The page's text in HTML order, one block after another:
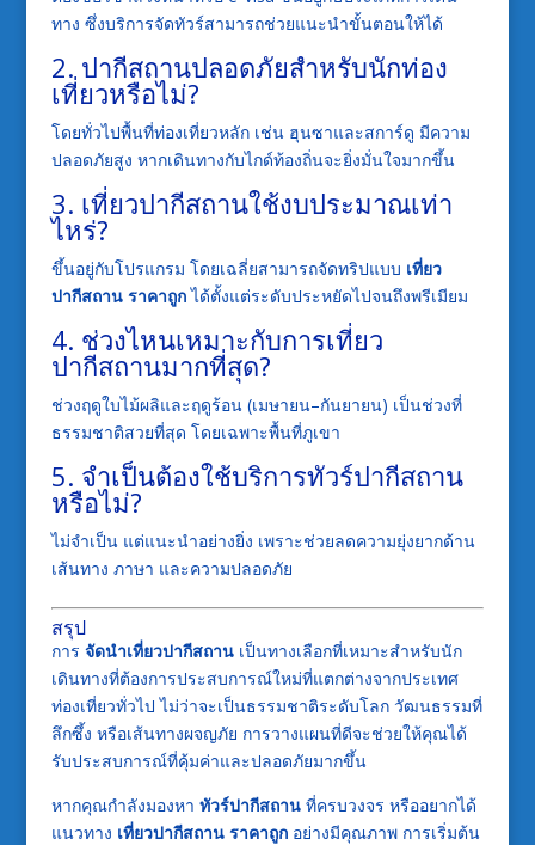
ทาง ซึ่งบริการจัดทัวร์สามารถช่วยแนะนำขั้นตอนให้ได้
2. ปากีสถานปลอดภัยสำหรับนักท่อง
เที่ยวหรือไม่?
โดยทั่วไปพื้นที่ท่องเที่ยวหลัก เช่น ฮุนซาและสการ์ดู มีความ
ปลอดภัยสูง หากเดินทางกับไกด์ท้องถิ่นจะยิ่งมั่นใจมากขึ้น
3. เที่ยวปากีสถานใช้งบประมาณเท่า
ไหร่?
ขึ้นอยู่กับโปรแกรม โดยเฉลี่ยสามารถจัดทริปแบบ เที่ยว
ปากีสถาน ราคาถูกได้ตั้งแต่ระดับประหยัดไปจนถึงพรีเมียม
4. ช่วงไหนเหมาะกับการเที่ยว
ปากีสถานมากที่สุด?
ช่วงฤดูใบไม้ผลิและฤดูร้อน (เมษายน–กันยายน) เป็นช่วงที่
ธรรมชาติสวยที่สุด โดยเฉพาะพื้นที่ภูเขา
5. จำเป็นต้องใช้บริการทัวร์ปากีสถาน
หรือไม่?
ไม่จำเป็น แต่แนะนำอย่างยิ่ง เพราะช่วยลดความยุ่งยากด้าน
เส้นทาง ภาษา และความปลอดภัย
สรุป
การ จัดนำเที่ยวปากีสถานเป็นทางเลือกที่เหมาะสำหรับนัก
เดินทางที่ต้องการประสบการณ์ใหม่ที่แตกต่างจากประเทศ
ท่องเที่ยวทั่วไป ไม่ว่าจะเป็นธรรมชาติระดับโลก วัฒนธรรมที่
ลึกซึ้ง หรือเส้นทางผจญภัย การวางแผนที่ดีจะช่วยให้คุณได้
รับประสบการณ์ที่คุ้มค่าและปลอดภัยมากขึ้น
หากคุณกำลังมองหา ทัวร์ปากีสถานที่ครบวงจร หรืออยากได้
แนวทาง เที่ยวปากีสถาน ราคาถูกอย่างมีคุณภาพ การเริ่มต้น